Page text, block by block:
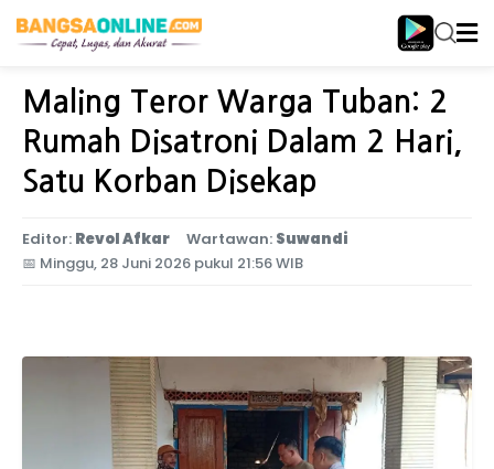
Home Jawa Timur
Maling Teror Warga Tuban: 2
Rumah Disatroni Dalam 2 Hari,
Satu Korban Disekap
Editor: Revol Afkar Wartawan: Suwandi
📅 Minggu, 28 Juni 2026 pukul 21:56 WIB